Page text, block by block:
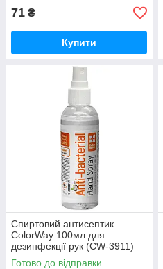
71 ₴
Купити
Спиртовий антисептик
ColorWay 100мл для
дезинфекції рук (CW-3911)
кокос
Готово до відправки